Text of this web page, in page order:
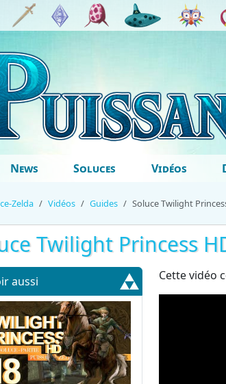
News Soluces Vidéos
Zelda Vidéos Guides Soluce Twilight
Twilight Princess
aussi Cette vidéo